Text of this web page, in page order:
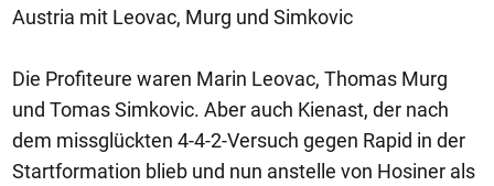
Austria mit Leovac, Murg und Simkovic
Die Profiteure waren Marin Leovac, Thomas Murg
und Tomas Simkovic. Aber auch Kienast, der nach
dem missglückten 4-4-2-Versuch gegen Rapid in der
Startformation blieb und nun anstelle von Hosiner als